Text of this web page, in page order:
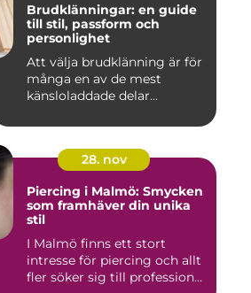
Brudklänningar: en guide
till stil, passform och
personlighet
Att välja brudklänning är för
många en av de mest
känsloladdade delar...
28. nov
Piercing i Malmö: Smycken
som framhäver din unika
stil
I Malmö finns ett stort
intresse för piercing och allt
fler söker sig till profession...